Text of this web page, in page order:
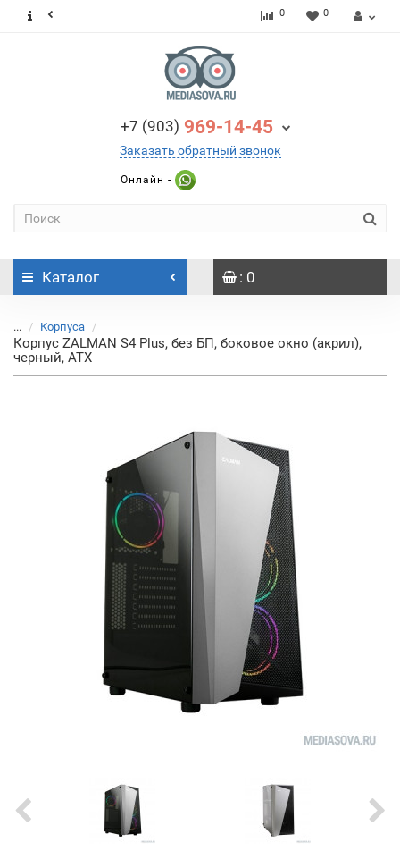
0 0
+7 (903) 969-14-45
Заказать обратный звонок
Онлайн -
Каталог : 0
... Корпуса
Корпус ZALMAN S4 Plus, без БП, боковое окно (акрил),
черный, ATX